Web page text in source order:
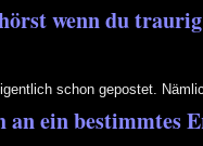
wenn du
schon gepostet.
an ein bestimmtes